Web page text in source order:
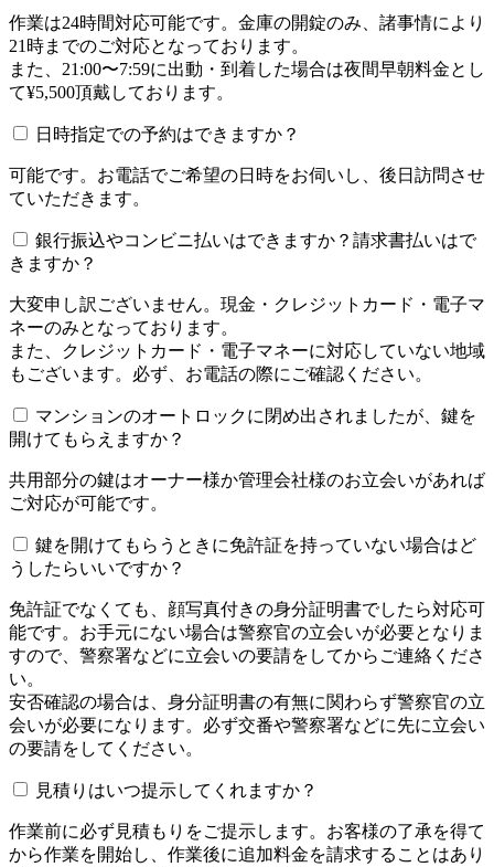
作業は24時間対応可能です。金庫の開錠のみ、諸事情により
21時までのご対応となっております。
また、21:00〜7:59に出動・到着した場合は夜間早朝料金とし
て¥5,500頂戴しております。
日時指定での予約はできますか？
可能です。お電話でご希望の日時をお伺いし、後日訪問させ
ていただきます。
銀行振込やコンビニ払いはできますか？請求書払いはで
きますか？
大変申し訳ございません。現金・クレジットカード・電子マ
ネーのみとなっております。
また、クレジットカード・電子マネーに対応していない地域
もございます。必ず、お電話の際にご確認ください。
マンションのオートロックに閉め出されましたが、鍵を
開けてもらえますか？
共用部分の鍵はオーナー様か管理会社様のお立会いがあれば
ご対応が可能です。
鍵を開けてもらうときに免許証を持っていない場合はど
うしたらいいですか？
免許証でなくても、顔写真付きの身分証明書でしたら対応可
能です。お手元にない場合は警察官の立会いが必要となりま
すので、警察署などに立会いの要請をしてからご連絡くださ
い。
安否確認の場合は、身分証明書の有無に関わらず警察官の立
会いが必要になります。必ず交番や警察署などに先に立会い
の要請をしてください。
見積りはいつ提示してくれますか？
作業前に必ず見積もりをご提示します。お客様の了承を得て
から作業を開始し、作業後に追加料金を請求することはあり